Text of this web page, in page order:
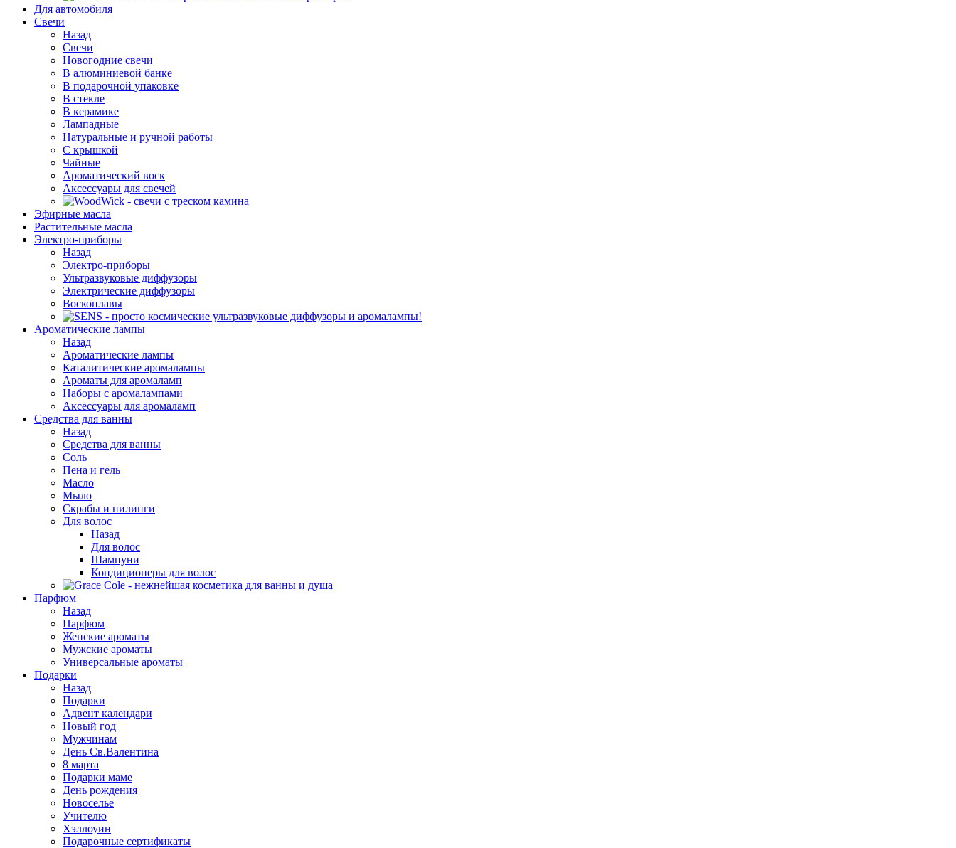
Для автомобиля
Свечи
Назад
Свечи
Новогодние свечи
В алюминиевой банке
В подарочной упаковке
В стекле
В керамике
Лампадные
Натуральные и ручной работы
С крышкой
Чайные
Ароматический воск
Аксессуары для свечей
Эфирные масла
Растительные масла
Электро-приборы
Назад
Электро-приборы
Ультразвуковые диффузоры
Электрические диффузоры
Воскоплавы
Ароматические лампы
Назад
Ароматические лампы
Каталитические аромалампы
Ароматы для аромаламп
Наборы с аромалампами
Аксессуары для аромаламп
Средства для ванны
Назад
Средства для ванны
Соль
Пена и гель
Масло
Мыло
Скрабы и пилинги
Для волос
Назад
Для волос
Шампуни
Кондиционеры для волос
Парфюм
Назад
Парфюм
Женские ароматы
Мужские ароматы
Универсальные ароматы
Подарки
Назад
Подарки
Адвент календари
Новый год
Мужчинам
День Св.Валентина
8 марта
Подарки маме
День рождения
Новоселье
Учителю
Хэллоуин
Подарочные сертификаты